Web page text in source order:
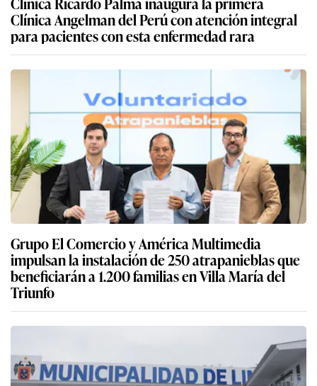
Clínica Angelman del Perú con atención integral
para pacientes con esta enfermedad rara
Grupo El Comercio y América Multimedia
impulsan la instalación de 250 atrapanieblas que
beneficiarán a 1.200 familias en Villa María del
Triunfo